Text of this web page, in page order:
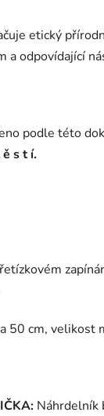
etický
a odpovídající
podle této
s t í.
50 cm, velikost
Náhrdelník